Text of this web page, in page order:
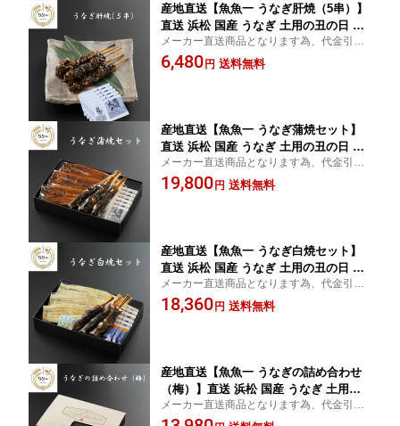
産地直送【魚魚一 うなぎ肝焼（5串）】
直送 浜松 国産 うなぎ 土用の丑の日 蒲
焼 白焼 肝焼 長焼 贅沢 ご褒美 toto-14
メーカー直送商品となります為、代金引換
でのお支払いはできません。
6,480円 送料無料
産地直送【魚魚一 うなぎ蒲焼セット】
直送 浜松 国産 うなぎ 土用の丑の日 蒲
焼 白焼 肝焼 長焼 贅沢 ご褒美 toto-10
メーカー直送商品となります為、代金引換
でのお支払いはできません。
19,800円 送料無料
産地直送【魚魚一 うなぎ白焼セット】
直送 浜松 国産 うなぎ 土用の丑の日 蒲
焼 白焼 肝焼 長焼 贅沢 ご褒美 toto-11
メーカー直送商品となります為、代金引換
でのお支払いはできません。
18,360円 送料無料
産地直送【魚魚一 うなぎの詰め合わせ
（梅）】直送 浜松 国産 うなぎ 土用の
丑の日 蒲焼 白焼 肝焼 長焼 贅沢 ご褒美
toto-9
メーカー直送商品となります為、代金引換
でのお支払いはできません。